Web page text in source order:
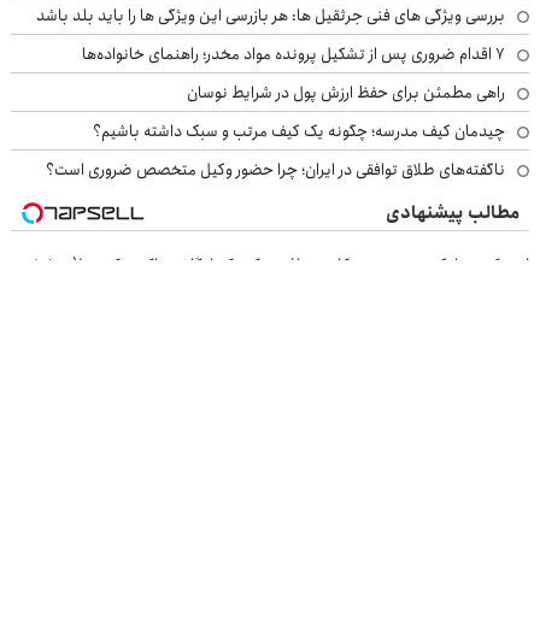
بررسی ویژگی های فنی جرثقیل ها: هر بازرسی این ویژگی ها را باید بلد باشد
۷ اقدام ضروری پس از تشکیل پرونده مواد مخدر؛ راهنمای خانواده‌ها
راهی مطمئن برای حفظ ارزش پول در شرایط نوسان
چیدمان کیف مدرسه؛ چگونه یک کیف مرتب و سبک داشته باشیم؟
ناگفته‌های طلاق توافقی در ایران؛ چرا حضور وکیل متخصص ضروری است؟
مطالب پیشنهادی
این کرم جلبک، جوری چروکاتو صاف میکنه که انگار بوتاکس کردی!(تخفیف